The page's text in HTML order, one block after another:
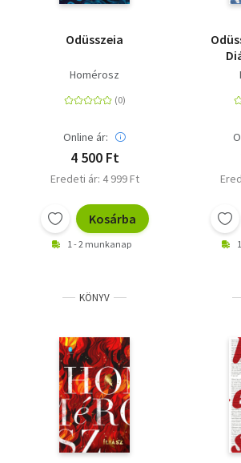
Odüsszeia
Homérosz
Online ár:
4 500 Ft
Eredeti ár: 4 999 Ft
Kosárba
1 - 2 munkanap
KÖNYV